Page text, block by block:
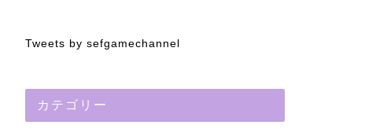
Tweets by sefgamechannel
カテゴリー